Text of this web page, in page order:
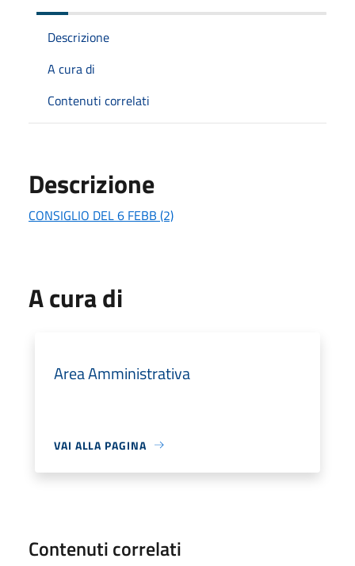
Descrizione
A cura di
Contenuti correlati
Descrizione
CONSIGLIO DEL 6 FEBB (2)
A cura di
Area Amministrativa
VAI ALLA PAGINA
Contenuti correlati